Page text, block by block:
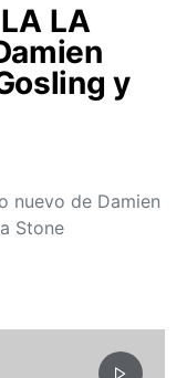
LA
y
nuevo de Damien
Stone